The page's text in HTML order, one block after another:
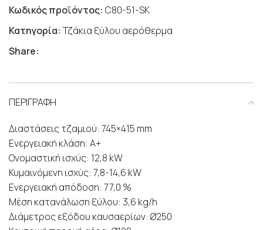
Κωδικός προϊόντος: C80-51-SK
Κατηγορία: Τζάκια ξύλου αερόθερμα
Share:
ΠΕΡΙΓΡΑΦΗ
Διαστάσεις τζαμιού: 745×415 mm
Ενεργειακή κλάση: Α+
Ονομαστική ισχύς: 12,8 kW
Κυμαινόμενη ισχύς: 7,8-14,6 kW
Ενεργειακή απόδοση: 77,0 %
Μέση κατανάλωση ξύλου: 3,6 kg/h
Διάμετρος εξόδου καυσαερίων: Ø250